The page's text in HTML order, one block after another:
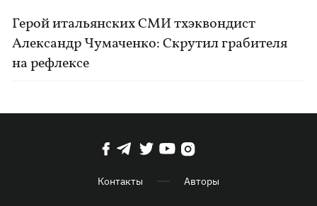
Герой итальянских СМИ тхэквондист
Александр Чумаченко: Скрутил грабителя
на рефлексе
Контакты Авторы